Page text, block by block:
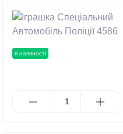
в наявності